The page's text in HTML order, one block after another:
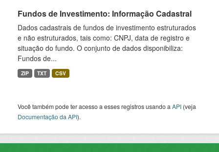
Fundos de Investimento: Informação Cadastral
Dados cadastrais de fundos de investimento estruturados
e não estruturados, tais como: CNPJ, data de registro e
situação do fundo. O conjunto de dados disponibiliza:
Fundos de...
ZIP TXT CSV
Você também pode ter acesso a esses registros usando a API (veja
Documentação da API).